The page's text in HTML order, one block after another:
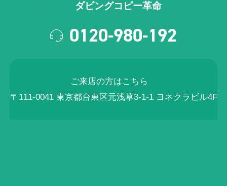
ダビングコピー革命
0120-980-192
ご来店の方はこちら
〒111-0041 東京都台東区元浅草3-1-1 ヨネクラビル4F